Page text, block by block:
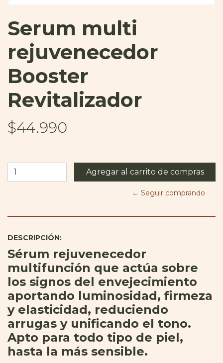
Serum multi
rejuvenecedor
Booster
Revitalizador
$44.990
← Seguir comprando
DESCRIPCIÓN:
Sérum rejuvenecedor
multifunción que actúa sobre
los signos del envejecimiento
aportando luminosidad, firmeza
y elasticidad, reduciendo
arrugas y unificando el tono.
Apto para todo tipo de piel,
hasta la más sensible.